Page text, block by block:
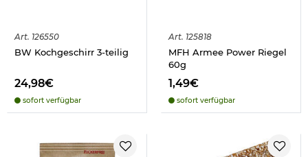
Art. 126550
BW Kochgeschirr 3-teilig
24,98€
sofort verfügbar
Art. 125818
MFH Armee Power Riegel
60g
1,49€
sofort verfügbar